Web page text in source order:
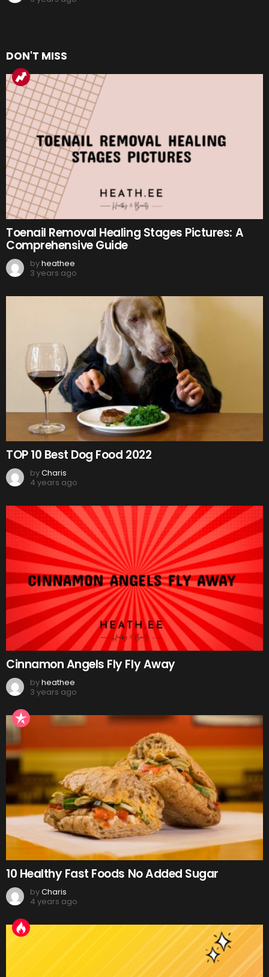
DON'T MISS
Toenail Removal Healing Stages Pictures: A
Comprehensive Guide
byheathee
3 years ago
TOP 10 Best Dog Food 2022
byCharis
4 years ago
Cinnamon Angels Fly Fly Away
byheathee
3 years ago
10 Healthy Fast Foods No Added Sugar
byCharis
4 years ago